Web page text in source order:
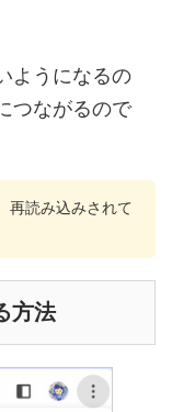
ようになるの
つながるので
再読み込みされて
方法